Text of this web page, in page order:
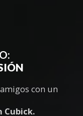
con un
Cubick.